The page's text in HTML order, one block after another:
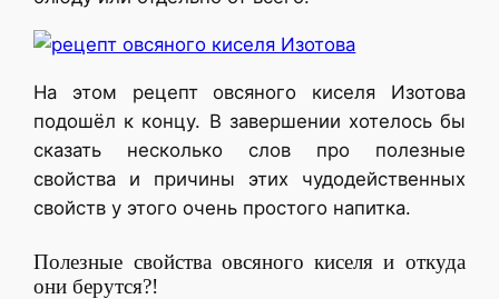
На этом рецепт овсяного киселя Изотова
подошёл к концу. В завершении хотелось бы
сказать несколько слов про полезные
свойства и причины этих чудодейственных
свойств у этого очень простого напитка.
Полезные свойства овсяного киселя и откуда
они берутся?!